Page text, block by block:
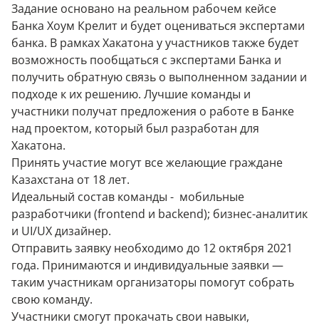
Задание основано на реальном рабочем кейсе
Банка Хоум Крелит и будет оцениваться экспертами
банка. В рамках Хакатона у участников также будет
возможность пообщаться с экспертами Банка и
получить обратную связь о выполненном задании и
подходе к их решению. Лучшие команды и
участники получат предложения о работе в Банке
над проектом, который был разработан для
Хакатона.
Принять участие могут все желающие граждане
Казахстана от 18 лет.
Идеальный состав команды - мобильные
разработчики (frontend и backend); бизнес-аналитик
и UI/UX дизайнер.
Отправить заявку необходимо до 12 октября 2021
года. Принимаются и индивидуальные заявки —
таким участникам организаторы помогут собрать
свою команду.
Участники смогут прокачать свои навыки,